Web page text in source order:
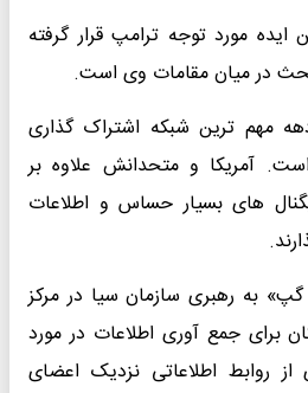
مورد توجه ترامپ قرار گرفته
در میان مقامات وی است.
مهم ترین شبکه اشتراک گذاری
آمریکا و متحدانش علاوه بر
های بسیار حساس و اطلاعات
گپ» به رهبری سازمان سیا در مرکز
برای جمع آوری اطلاعات در مورد
روابط اطلاعاتی نزدیک اعضای